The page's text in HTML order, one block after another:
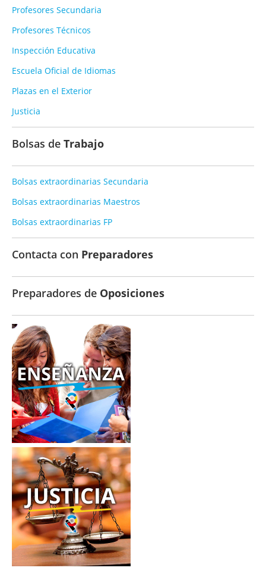
Profesores Secundaria
Profesores Técnicos
Inspección Educativa
Escuela Oficial de Idiomas
Plazas en el Exterior
Justicia
Bolsas de Trabajo
Bolsas extraordinarias Secundaria
Bolsas extraordinarias Maestros
Bolsas extraordinarias FP
Contacta con Preparadores
Preparadores de Oposiciones